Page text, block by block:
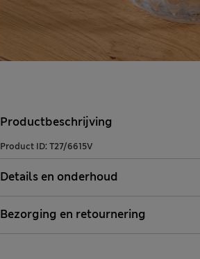
Productbeschrijving
Product ID: T27/6615V
Details en onderhoud
Bezorging en retournering